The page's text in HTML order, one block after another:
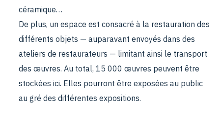
céramique…
De plus, un espace est consacré à la restauration des
différents objets — auparavant envoyés dans des
ateliers de restaurateurs — limitant ainsi le transport
des œuvres. Au total, 15 000 œuvres peuvent être
stockées ici. Elles pourront être exposées au public
au gré des différentes expositions.